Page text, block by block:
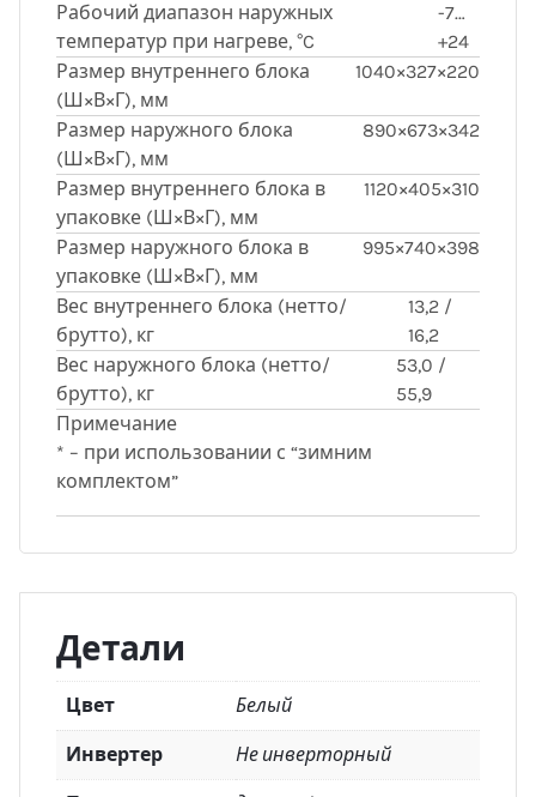
Рабочий диапазон наружных
температур при нагреве, °C
-7…
+24
Размер внутреннего блока
(Ш×В×Г), мм
1040×327×220
Размер наружного блока
(Ш×В×Г), мм
890×673×342
Размер внутреннего блока в
упаковке (Ш×В×Г), мм
1120×405×310
Размер наружного блока в
упаковке (Ш×В×Г), мм
995×740×398
Вес внутреннего блока (нетто/
брутто), кг
13,2 /
16,2
Вес наружного блока (нетто/
брутто), кг
53,0 /
55,9
Примечание
* – при использовании с “зимним
комплектом”
Детали
Цвет Белый
Инвертер Не инверторный